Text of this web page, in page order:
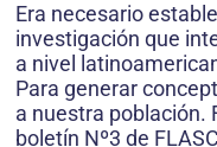
Era necesario
investigación que
a nivel
Para generar
a nuestra población.
boletín Nº3 de